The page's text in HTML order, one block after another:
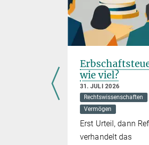
wie viel?
31. JULI 2026
Rechtswissenschaften
Vermögen
Erst Urteil, dann
verhandelt das